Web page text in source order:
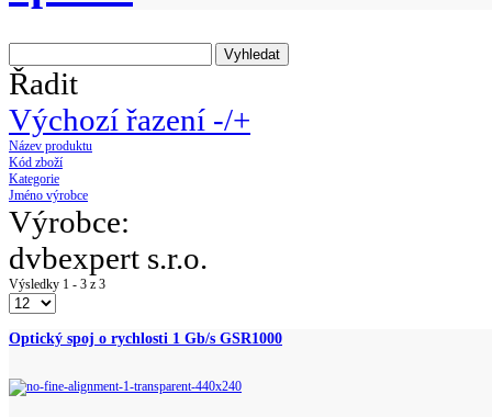
Řadit
Výchozí řazení -/+
Název produktu
Kód zboží
Kategorie
Jméno výrobce
Výrobce:
dvbexpert s.r.o.
Výsledky 1 - 3 z 3
Optický spoj o rychlosti 1 Gb/s GSR1000